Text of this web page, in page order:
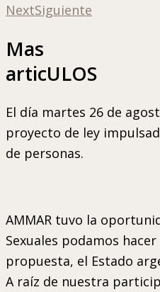
NextSiguiente
Mas
articULOS
El día martes 26 de
proyecto de ley
de personas.
AMMAR tuvo la
Sexuales podamos
propuesta, el Estado
A raíz de nuestra